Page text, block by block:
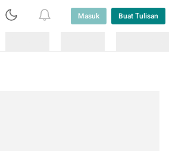
Masuk Buat Tulisan